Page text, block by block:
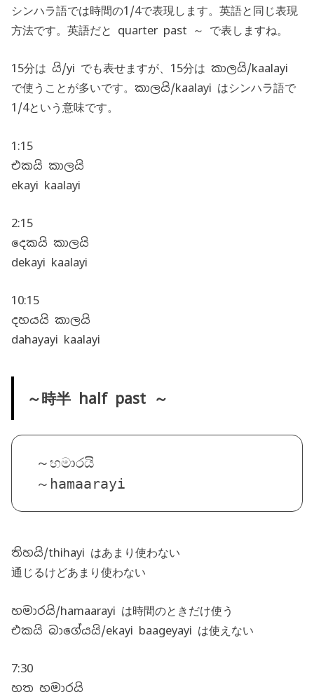
シンハラ語では時間の1/4で表現します。英語と同じ表現
方法です。英語だと quarter past ～ で表しますね。
15分は යි/yi でも表せますが、15分は කාලයි/kaalayi
で使うことが多いです。කාලයි/kaalayi はシンハラ語で
1/4という意味です。
1:15
එකයි කාලයි
ekayi kaalayi
2:15
දෙකයි කාලයි
dekayi kaalayi
10:15
දහයයි කාලයි
dahayayi kaalayi
～時半 half past ～
～හමාරයි
～hamaarayi
තිහයි/thihayi はあまり使わない
通じるけどあまり使わない
හමාරයි/hamaarayi は時間のときだけ使う
එකයි බාගේයයි/ekayi baageyayi は使えない
7:30
හත හමාරයි